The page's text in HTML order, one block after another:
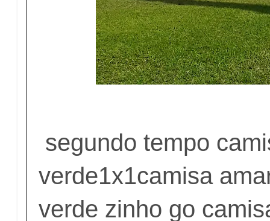
segundo tempo
verde1x1camisa
verde zinho go